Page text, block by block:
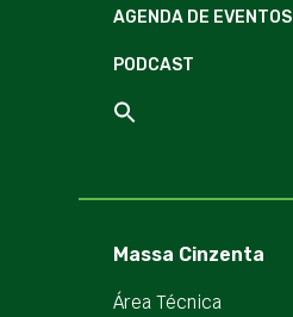
AGENDA DE EVENTOS
PODCAST
Massa Cinzenta
Área Técnica